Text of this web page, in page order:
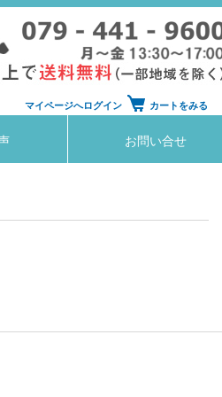
マイページへログイン カートをみる
お問い合せ